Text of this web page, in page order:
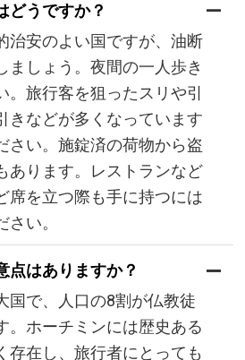
どうですか？
治安のよい国ですが、油断
ましょう。夜間の一人歩き
。旅行客を狙ったスリや引
きなどが多くなっています
さい。施錠済の荷物から盗
あります。レストランなど
席を立つ際も手に持つには
い。
点はありますか？
国で、人口の8割が仏教徒
。ホーチミンには歴史ある
存在し、旅行者にとっても